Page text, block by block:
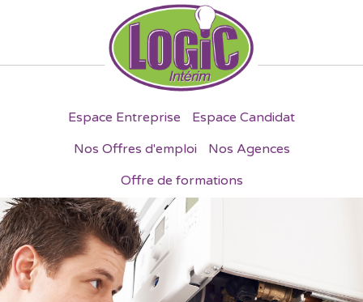
Espace Entreprise
Espace Candidat
Nos Offres d'emploi
Nos Agences
Offre de formations